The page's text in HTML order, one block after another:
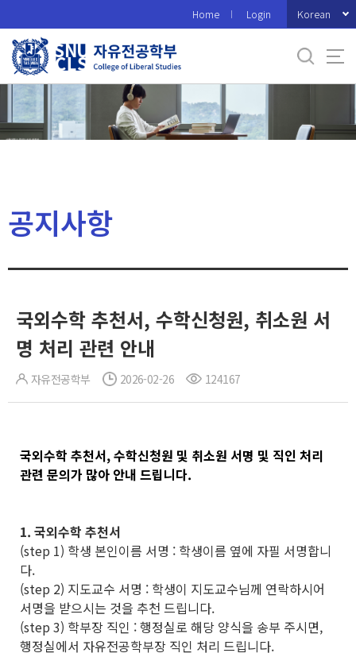
로
메
Home Login Korean
공지사항
국외수학 추천서, 수학신청원, 취소원 서
명 처리 관련 안내
자유전공학부 2026-02-26 124167
국외수학 추천서, 수학신청원 및 취소원 서명 및 직인 처리
관련 문의가 많아 안내 드립니다.
1. 국외수학 추천서
(step 1) 학생 본인이름 서명 : 학생이름 옆에 자필 서명합니
다.
(step 2) 지도교수 서명 : 학생이 지도교수님께 연락하시어
서명을 받으시는 것을 추천 드립니다.
(step 3) 학부장 직인 : 행정실로 해당 양식을 송부 주시면,
행정실에서 자유전공학부장 직인 처리 드립니다.